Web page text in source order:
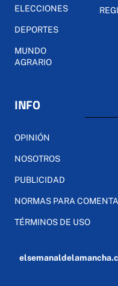
ELECCIONES
DEPORTES
MUNDO
AGRARIO
INFO
OPINIÓN
NOSOTROS
PUBLICIDAD
NORMAS PARA
TÉRMINOS DE USO